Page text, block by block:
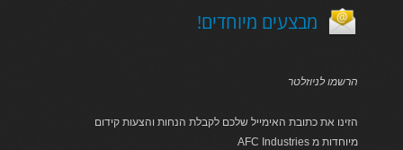
!מבצעים מיוחדים
הרשמו לניוזלטר
הזינו את כתובת האימייל שלכם לקבלת הנחות והצעות קידום
AFC Industries מיוחדות מ